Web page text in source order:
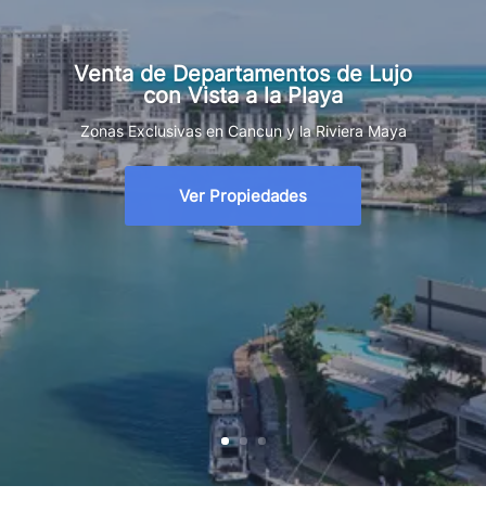
cita
186 2112
Venta de Departamentos de Lujo
con Vista a la Playa
Zonas Exclusivas en Cancun y la Riviera Maya
Ver Propiedades